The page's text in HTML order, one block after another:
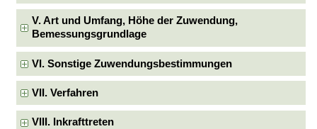
V. Art und Umfang, Höhe der Zuwendung,
Bemessungsgrundlage
VI. Sonstige Zuwendungsbestimmungen
VII. Verfahren
VIII. Inkrafttreten